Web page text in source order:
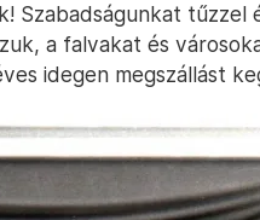
Szabadságunkat tűzzel
a falvakat és
idegen megszállást